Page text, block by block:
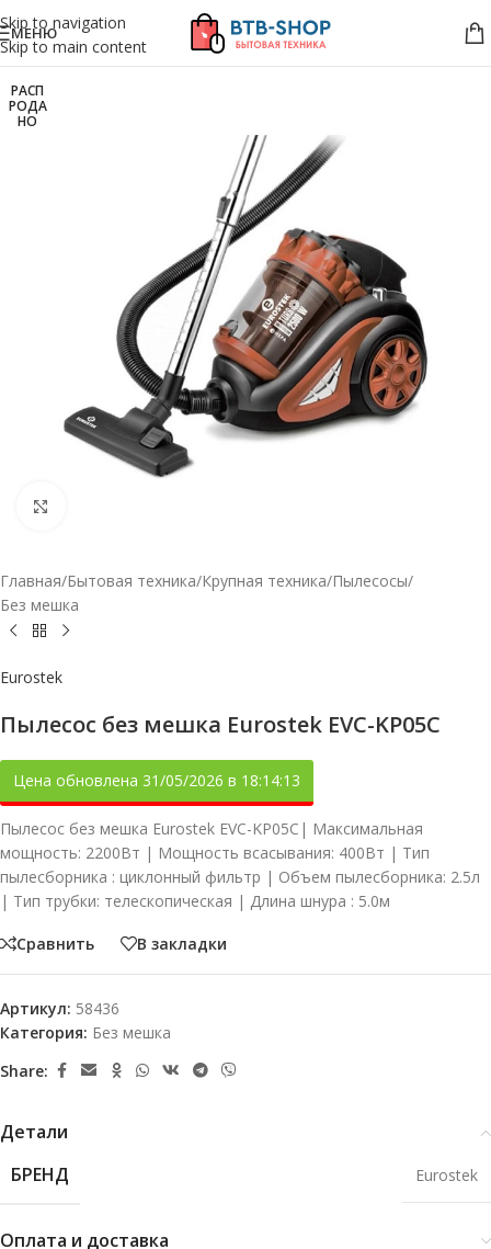
Skip to navigation
Skip to main content
МЕНЮ
РАСП
РОДА
НО
Главная/Бытовая техника/Крупная техника/Пылесосы/
Без мешка
Eurostek
Пылесос без мешка Eurostek EVC-KP05С
Цена обновлена 31/05/2026 в 18:14:13
Пылесос без мешка Eurostek EVC-KP05С| Максимальная
мощность: 2200Вт | Мощность всасывания: 400Вт | Тип
пылесборника : циклонный фильтр | Объем пылесборника: 2.5л
| Тип трубки: телескопическая | Длина шнура : 5.0м
Сравнить В закладки
Артикул: 58436
Категория: Без мешка
Share:
Детали
БРЕНД
Eurostek
Оплата и доставка